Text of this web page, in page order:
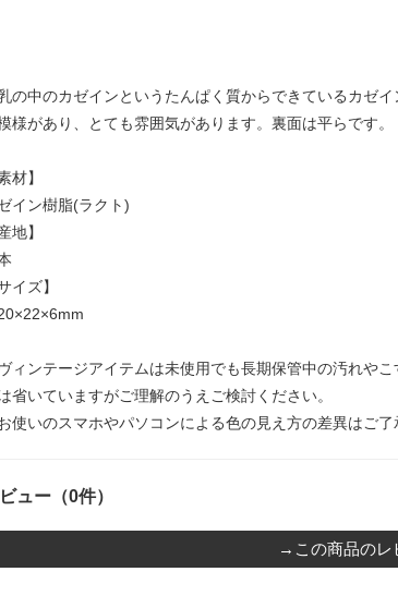
の中のカゼインというたんぱく質からできているカゼ
様があり、とても雰囲気があります。裏面は平らです。
材】
イン樹脂(ラクト)
地】
イズ】
ィンテージアイテムは未使用でも長期保管中の汚れや
省いていますがご理解のうえご検討ください。
使いのスマホやパソコンによる色の見え方の差異はご了
ュー（0件）
→この商品のレ